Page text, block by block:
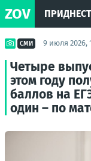
ZOV
СМИ 9 июля 2026,
Четыре
этом году
баллов на
один – по